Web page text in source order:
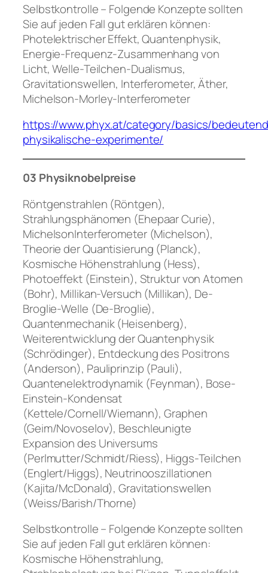
Selbstkontrolle – Folgende Konzepte sollten
Sie auf jeden Fall gut erklären können:
Photelektrischer Effekt, Quantenphysik,
Energie-Frequenz-Zusammenhang von
Licht, Welle-Teilchen-Dualismus,
Gravitationswellen, Interferometer, Äther,
Michelson-Morley-Interferometer
https://www.phyx.at/category/basics/
physikalische-experimente/
03 Physiknobelpreise
Röntgenstrahlen (Röntgen),
Strahlungsphänomen (Ehepaar Curie),
MichelsonInterferometer (Michelson),
Theorie der Quantisierung (Planck),
Kosmische Höhenstrahlung (Hess),
Photoeffekt (Einstein), Struktur von Atomen
(Bohr), Millikan-Versuch (Millikan), De-
Broglie-Welle (De-Broglie),
Quantenmechanik (Heisenberg),
Weiterentwicklung der Quantenphysik
(Schrödinger), Entdeckung des Positrons
(Anderson), Pauliprinzip (Pauli),
Quantenelektrodynamik (Feynman), Bose-
Einstein-Kondensat
(Kettele/Cornell/Wiemann), Graphen
(Geim/Novoselov), Beschleunigte
Expansion des Universums
(Perlmutter/Schmidt/Riess), Higgs-Teilchen
(Englert/Higgs), Neutrinooszillationen
(Kajita/McDonald), Gravitationswellen
(Weiss/Barish/Thorne)
Selbstkontrolle – Folgende Konzepte sollten
Sie auf jeden Fall gut erklären können:
Kosmische Höhenstrahlung,